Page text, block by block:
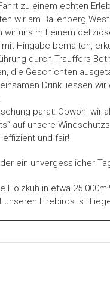
zu einem echten
wir am Ballenberg
wir uns mit einem
Hingabe bemalten,
durch Trauffers
die Geschichten
Drink liessen
parat: Obwohl wir
auf unsere
und fair!
ein unvergesslicher
Holzkuh in etwa
Firebirds ist